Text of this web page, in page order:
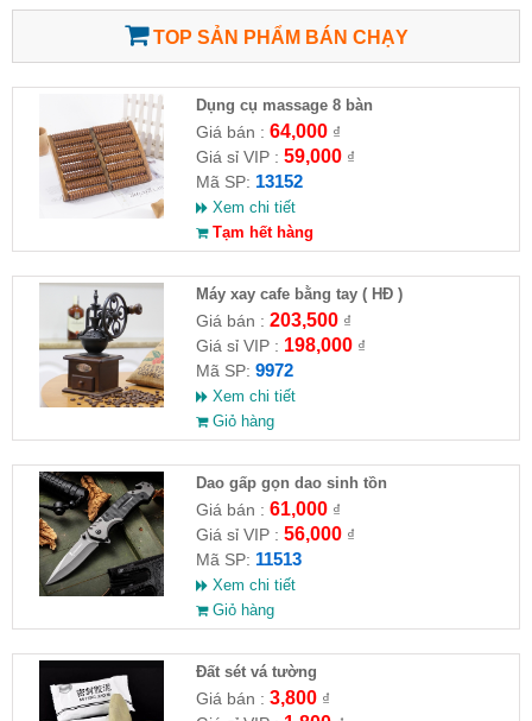
TOP SẢN PHẨM BÁN CHẠY
Dụng cụ massage 8 bàn
Giá bán : 64,000₫
Giá sỉ VIP : 59,000₫
Mã SP: 13152
Xem chi tiết
Tạm hết hàng
Máy xay cafe bằng tay ( HĐ )
Giá bán : 203,500₫
Giá sỉ VIP : 198,000₫
Mã SP: 9972
Xem chi tiết
Giỏ hàng
Dao gấp gọn dao sinh tồn
Giá bán : 61,000₫
Giá sỉ VIP : 56,000₫
Mã SP: 11513
Xem chi tiết
Giỏ hàng
Đất sét vá tường
Giá bán : 3,800₫